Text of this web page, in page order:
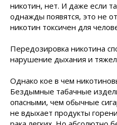
никотин, нет. И даже если
однажды появятся, это не
никотин токсичен для
Передозировка никотина
нарушение дыхания и
Однако кое в чем
Бездымные табачные
опасными, чем обычные
не вдыхает продукты